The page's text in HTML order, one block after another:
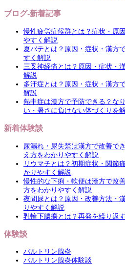
ブログ-新着記事
慢性疲労症候群とは？症状・原
やすく解説
夏バテとは？原因・症状・漢方
すく解説
三叉神経痛とは？原因・症状・
解説
多汗症とは？原因・症状・漢方
解説
熱中症は漢方で予防できる？な
い・暑さに負けない体づくりを
新着体験談
尿漏れ・尿失禁は漢方で改善で
え方をわかりやすく解説
リウマチとは？初期症状・関節
かりやすく解説
慢性的な下痢・軟便は漢方で改
方をわかりやすく解説
夜間尿とは？原因・改善方法・
りやすく解説
乳輪下膿瘍とは？再発を繰り返
体験談
バルトリン腺炎
バルトリン腺炎体験談